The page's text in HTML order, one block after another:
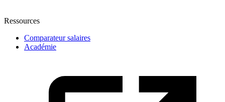
Ressources
Comparateur salaires
Académie